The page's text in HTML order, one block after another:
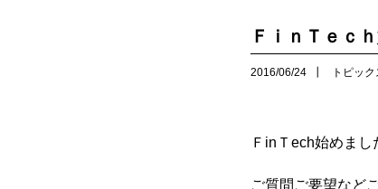
ＦｉｎＴｅｃ
2016/06/24 トピック
ＦinＴech始めまし
ご質問ご要望など